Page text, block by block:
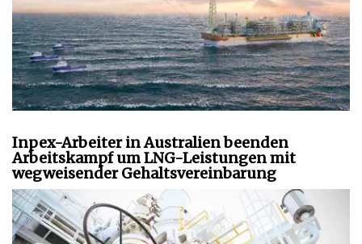
Inpex-Arbeiter in Australien beenden
Arbeitskampf um LNG-Leistungen mit
wegweisender Gehaltsvereinbarung